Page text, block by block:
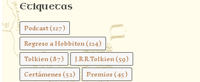
Etiquetas
Podcast(127)
Regreso a Hobbiton(124)
Tolkien(87) J.R.R.Tolkien(59)
Certámenes(52) Premios(45)